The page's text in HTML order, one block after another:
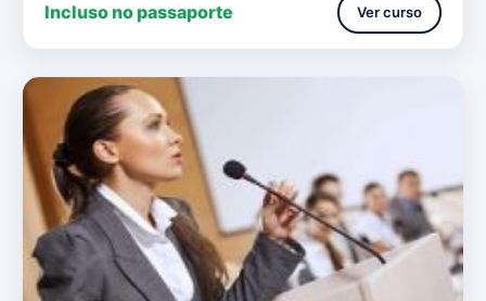
Incluso no passaporte Ver curso